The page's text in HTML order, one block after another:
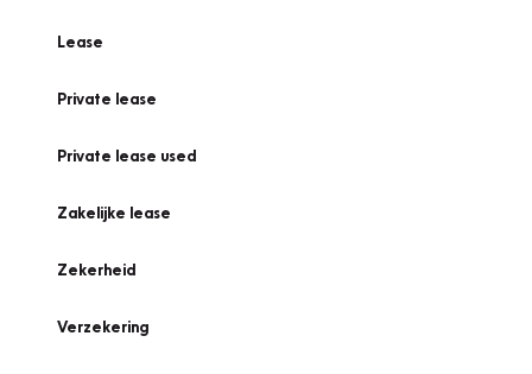
Lease
Private lease
Private lease used
Zakelijke lease
Zekerheid
Verzekering